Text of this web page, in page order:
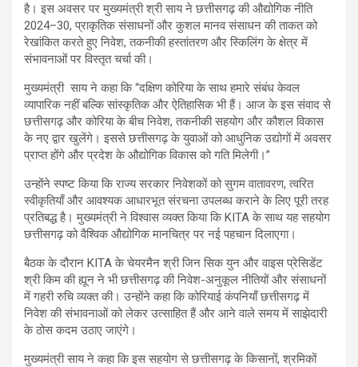
है। इस अवसर पर मुख्यमंत्री श्री साय ने छत्तीसगढ़ की औद्योगिक नीति
2024–30, प्राकृतिक संसाधनों और कुशल मानव संसाधन की ताकत को
रेखांकित करते हुए निवेश, तकनीकी हस्तांतरण और स्किलिंग के क्षेत्र में
संभावनाओं पर विस्तृत चर्चा की।
मुख्यमंत्री साय ने कहा कि “दक्षिण कोरिया के साथ हमारे संबंध केवल
व्यापारिक नहीं बल्कि सांस्कृतिक और ऐतिहासिक भी हैं। आज के इस संवाद से
छत्तीसगढ़ और कोरिया के बीच निवेश, तकनीकी सहयोग और कौशल विकास
के नए द्वार खुलेंगे। इससे छत्तीसगढ़ के युवाओं को आधुनिक उद्योगों में अवसर
प्राप्त होंगे और प्रदेश के औद्योगिक विकास को गति मिलेगी।”
उन्होंने स्पष्ट किया कि राज्य सरकार निवेशकों को सुगम वातावरण, त्वरित
स्वीकृतियाँ और आवश्यक आधारभूत संरचना उपलब्ध कराने के लिए पूरी तरह
प्रतिबद्ध है। मुख्यमंत्री ने विश्वास व्यक्त किया कि KITA के साथ यह सहयोग
छत्तीसगढ़ को वैश्विक औद्योगिक मानचित्र पर नई पहचान दिलाएगा।
बैठक के दौरान KITA के चेयरमैन श्री जिन सिक युन और वाइस प्रेसिडेंट
श्री किम की ह्यून ने भी छत्तीसगढ़ की निवेश-अनुकूल नीतियों और संसाधनों
में गहरी रुचि व्यक्त की। उन्होंने कहा कि कोरियाई कंपनियाँ छत्तीसगढ़ में
निवेश की संभावनाओं को लेकर उत्साहित हैं और आने वाले समय में साझेदारी
के ठोस कदम उठाए जाएंगे।
मुख्यमंत्री साय ने कहा कि इस सहयोग से छत्तीसगढ़ के किसानों, श्रमिकों